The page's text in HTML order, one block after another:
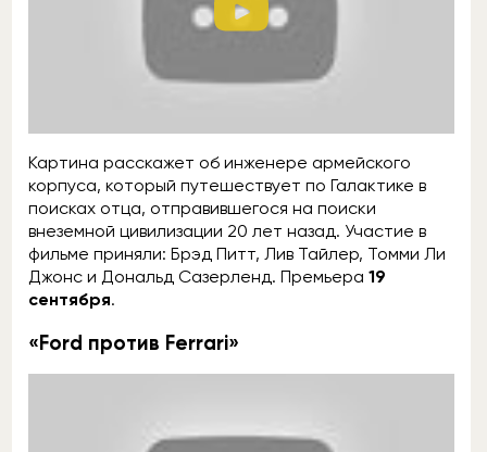
Картина расскажет об инженере армейского
корпуса, который путешествует по Галактике в
поисках отца, отправившегося на поиски
внеземной цивилизации 20 лет назад. Участие в
фильме приняли: Брэд Питт, Лив Тайлер, Томми Ли
Джонс и Дональд Сазерленд. Премьера 19
сентября.
«Ford против Ferrari»